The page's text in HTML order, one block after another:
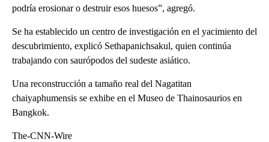
podría erosionar o destruir esos huesos”, agregó.
Se ha establecido un centro de investigación en el yacimiento del
descubrimiento, explicó Sethapanichsakul, quien continúa
trabajando con saurópodos del sudeste asiático.
Una reconstrucción a tamaño real del Nagatitan
chaiyaphumensis se exhibe en el Museo de Thainosaurios en
Bangkok.
The-CNN-Wire